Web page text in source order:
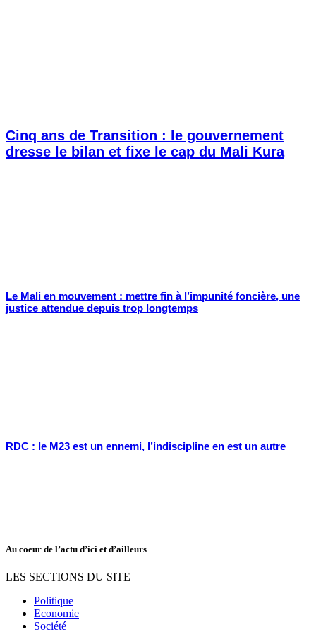
Cinq ans de Transition : le gouvernement
dresse le bilan et fixe le cap du Mali Kura
Le Mali en mouvement : mettre fin à l’impunité foncière, une
justice attendue depuis trop longtemps
RDC : le M23 est un ennemi, l’indiscipline en est un autre
Au coeur de l’actu d’ici et d’ailleurs
LES SECTIONS DU SITE
Politique
Economie
Société